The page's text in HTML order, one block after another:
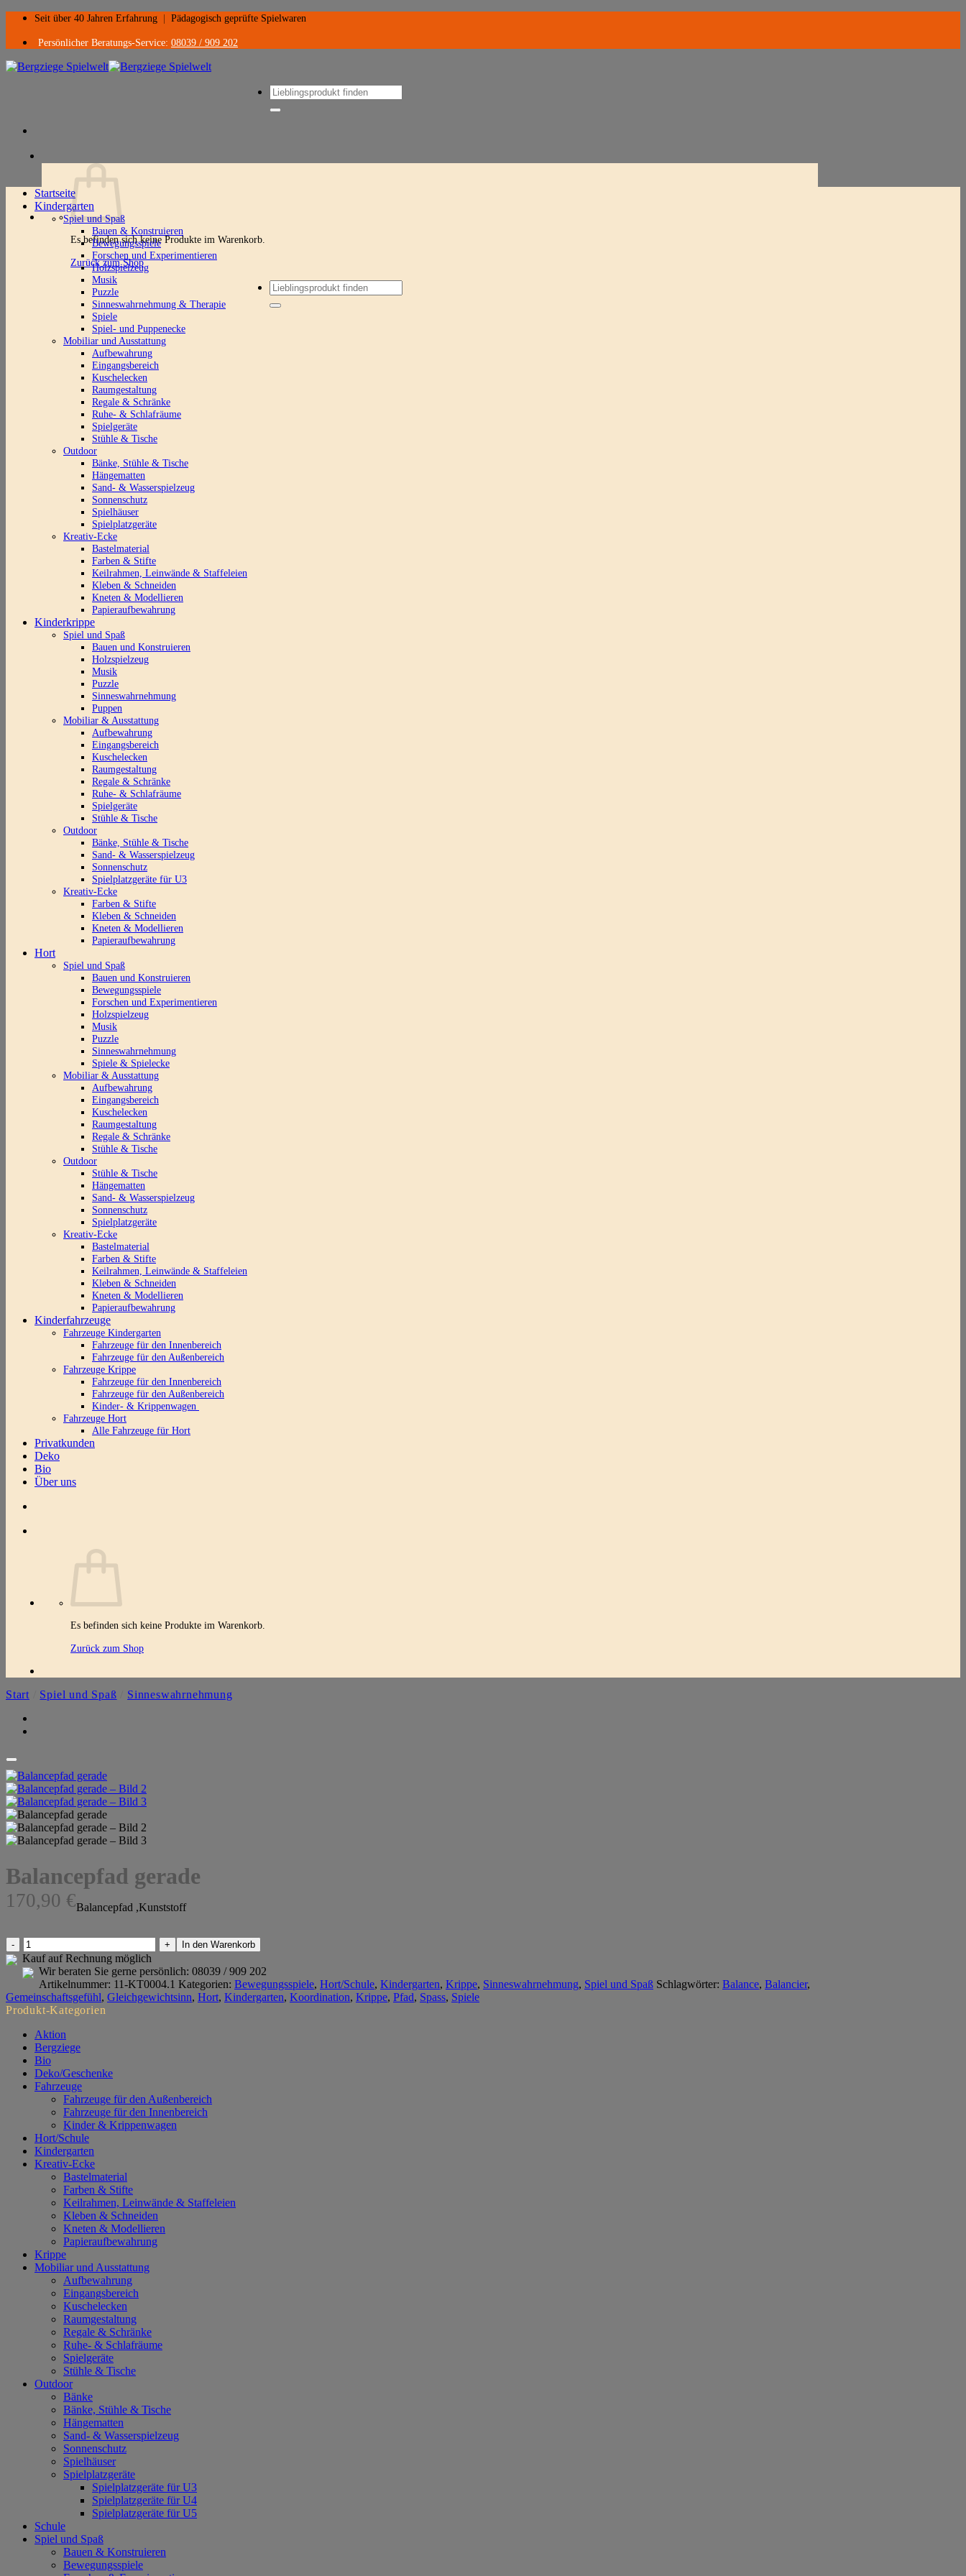
Zum
springen
Seit über 40 Jahren Erfahrung Pädagogisch geprüfte Spielwaren
Persönlicher Beratungs-Service: 08039 / 909 202
Suchen
nach:
Es befinden sich keine Produkte im Warenkorb.
Zurück zum Shop
Suchen
nach:
Startseite
Kindergarten
Spiel und Spaß
Bauen & Konstruieren
Bewegungsspiele
Forschen und Experimentieren
Holzspielzeug
Musik
Puzzle
Sinneswahrnehmung & Therapie
Spiele
Spiel- und Puppenecke
Mobiliar und Ausstattung
Aufbewahrung
Eingangsbereich
Kuschelecken
Raumgestaltung
Regale & Schränke
Ruhe- & Schlafräume
Spielgeräte
Stühle & Tische
Outdoor
Bänke, Stühle & Tische
Hängematten
Sand- & Wasserspielzeug
Sonnenschutz
Spielhäuser
Spielplatzgeräte
Kreativ-Ecke
Bastelmaterial
Farben & Stifte
Keilrahmen, Leinwände & Staffeleien
Kleben & Schneiden
Kneten & Modellieren
Papieraufbewahrung
Kinderkrippe
Spiel und Spaß
Bauen und Konstruieren
Holzspielzeug
Musik
Puzzle
Sinneswahrnehmung
Puppen
Mobiliar & Ausstattung
Aufbewahrung
Eingangsbereich
Kuschelecken
Raumgestaltung
Regale & Schränke
Ruhe- & Schlafräume
Spielgeräte
Stühle & Tische
Outdoor
Bänke, Stühle & Tische
Sand- & Wasserspielzeug
Sonnenschutz
Spielplatzgeräte für U3
Kreativ-Ecke
Farben & Stifte
Kleben & Schneiden
Kneten & Modellieren
Papieraufbewahrung
Hort
Spiel und Spaß
Bauen und Konstruieren
Bewegungsspiele
Forschen und Experimentieren
Holzspielzeug
Musik
Puzzle
Sinneswahrnehmung
Spiele & Spielecke
Mobiliar & Ausstattung
Aufbewahrung
Eingangsbereich
Kuschelecken
Raumgestaltung
Regale & Schränke
Stühle & Tische
Outdoor
Stühle & Tische
Hängematten
Sand- & Wasserspielzeug
Sonnenschutz
Spielplatzgeräte
Kreativ-Ecke
Bastelmaterial
Farben & Stifte
Keilrahmen, Leinwände & Staffeleien
Kleben & Schneiden
Kneten & Modellieren
Papieraufbewahrung
Kinderfahrzeuge
Fahrzeuge Kindergarten
Fahrzeuge für den Innenbereich
Fahrzeuge für den Außenbereich
Fahrzeuge Krippe
Fahrzeuge für den Innenbereich
Fahrzeuge für den Außenbereich
Kinder- & Krippenwagen
Fahrzeuge Hort
Alle Fahrzeuge für Hort
Privatkunden
Deko
Bio
Über uns
Es befinden sich keine Produkte im Warenkorb.
Zurück zum Shop
Start Spiel und Spaß Sinneswahrnehmung
Balancepfad gerade
170,90 €Balancepfad ,Kunststoff
Balancepfad
gerade
Menge
In den Warenkorb
Kauf auf Rechnung möglich
Wir beraten Sie gerne persönlich: 08039 / 909 202
Artikelnummer: 11-KT0004.1 Kategorien: Bewegungsspiele, Hort/Schule, Kindergarten, Krippe, Sinneswahrnehmung, Spiel und Spaß Schlagwörter: Balance, Balancier,
Gemeinschaftsgefühl, Gleichgewichtsinn, Hort, Kindergarten, Koordination, Krippe, Pfad, Spass, Spiele
Produkt-Kategorien
Aktion
Bergziege
Bio
Deko/Geschenke
Fahrzeuge
Fahrzeuge für den Außenbereich
Fahrzeuge für den Innenbereich
Kinder & Krippenwagen
Hort/Schule
Kindergarten
Kreativ-Ecke
Bastelmaterial
Farben & Stifte
Keilrahmen, Leinwände & Staffeleien
Kleben & Schneiden
Kneten & Modellieren
Papieraufbewahrung
Krippe
Mobiliar und Ausstattung
Aufbewahrung
Eingangsbereich
Kuschelecken
Raumgestaltung
Regale & Schränke
Ruhe- & Schlafräume
Spielgeräte
Stühle & Tische
Outdoor
Bänke
Bänke, Stühle & Tische
Hängematten
Sand- & Wasserspielzeug
Sonnenschutz
Spielhäuser
Spielplatzgeräte
Spielplatzgeräte für U3
Spielplatzgeräte für U4
Spielplatzgeräte für U5
Schule
Spiel und Spaß
Bauen & Konstruieren
Bewegungsspiele